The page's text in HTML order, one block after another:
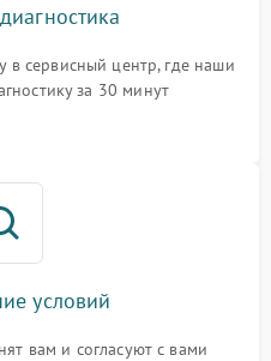
в сервисный центр, где наши
за 30 минут
условий
вам и согласуют с вами